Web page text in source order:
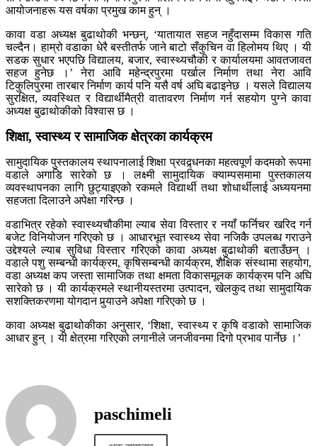
आयोजनाहरू यस वर्षका प्रमुख काम हुन् ।
कावा वडा अध्यक्ष बुढाथोकी भन्छन्, ‘यातायात सहज नहुँदासम्म विकास गति
चल्दैन। हाम्रो वडाका धेरै बस्तीतर्फ जाने बाटो सँकुचिन वा हिलोमय थिए । यी
सडक सुधार भएपछि विद्यालय, बजार, स्वास्थ्यचौकी र कार्यालयमा आवतजावत
सहज हुनेछ ।’ नेरा आवि महेन्द्रपुरमा पर्खाल निर्माण तथा नेरा आवि
टिकुलिपुरमा तारबार निर्माण कार्य पनि यसै वर्ष अघि बढाइनेछ । यसले विद्यालय
सुरक्षित, व्यवस्थित र विद्यार्थीमैत्री वातावरण निर्माण गर्न सहयोग पुग्ने कावा
अध्यक्ष बुढाथोकीको विश्वास छ ।
शिक्षा, स्वास्थ्य र सामाजिक क्षेत्रका कार्यक्रम
सामुदायिक पुस्तकालय स्थापनालाई शिक्षा प्रवद्र्धनका महत्वपूर्ण कदमको रूपमा
वडाले अगाडि सारेको छ । लक्ष्मी सामुदायिक क्याम्पसमामा पुस्तकालय
व्यवस्थापनका लागि छुट्याइएको रकमले विद्यार्थी तथा शोधार्थीलाई अध्ययनमा
सहजता दिलाउने अपेक्षा गरिन्छ ।
वडाभित्र रहेको स्वास्थ्यचौकीमा ल्याब सेवा विस्तार र नयाँ फर्निचर खरिद गर्न
बजेट विनियोजन गरिएको छ । आधारभूत स्वास्थ्य सेवा नजिकै उपलब्ध गराउने
उद्देश्यले ल्याब सुविधा विस्तार गरिएको कावा अध्यक्ष बुढाथोकी बताउँछन् ।
वडाले पशु सम्बन्धी कार्यक्रम, कृषिसम्बन्धी कार्यक्रम, शैक्षिक संस्थामा सहयोग,
वडा अध्यक्ष कप जस्ता सामाजिक तथा क्षमता विकासमूलक कार्यक्रम पनि अघि
सारेको छ । यी कार्यक्रमले स्थानीयस्तरमा उत्पादन, खेलकुद तथा सामुदायिक
सशक्तिकरणमा योगदान पुर्‍याउने अपेक्षा गरिएको छ ।
कावा अध्यक्ष बुढाथोकीका अनुसार, ‘शिक्षा, स्वास्थ्य र कृषि वडाको सामाजिक
आधार हुन् । यी क्षेत्रमा गरिएको लगानीले जनजीवनमा दिगो प्रभाव पार्नेछ ।’
paschimeli